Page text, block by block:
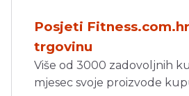
Posjeti
trgovinu
Više od 3000 zadovoljnih
mjesec svoje proizvode